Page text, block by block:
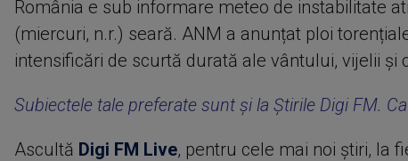
România e sub informare meteo de instabilitate
(miercuri, n.r.) seară. ANM a anunțat ploi
intensificări de scurtă durată ale vântului, vijelii și
Subiectele tale preferate sunt și la Știrile Digi FM.
Ascultă Digi FM Live, pentru cele mai noi știri, la